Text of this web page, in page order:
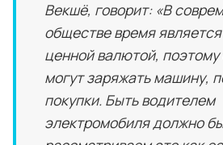
Векшё, говорит: «В
обществе время
ценной валютой,
могут заряжать машину,
покупки. Быть водителем
электромобиля должно